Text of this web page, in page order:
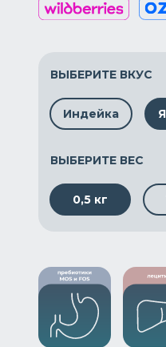
ВЫБЕРИТЕ ВКУС
Индейка
ВЫБЕРИТЕ ВЕС
0,5 кг